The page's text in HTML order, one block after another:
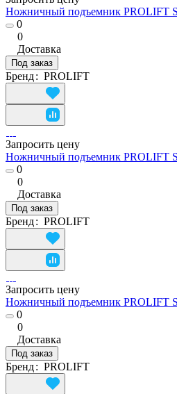
Ножничный подъемник PROLIFT
0
0
Доставка
Под заказ
Бренд: PROLIFT
Запросить цену
Ножничный подъемник PROLIFT
0
0
Доставка
Под заказ
Бренд: PROLIFT
Запросить цену
Ножничный подъемник PROLIFT
0
0
Доставка
Под заказ
Бренд: PROLIFT